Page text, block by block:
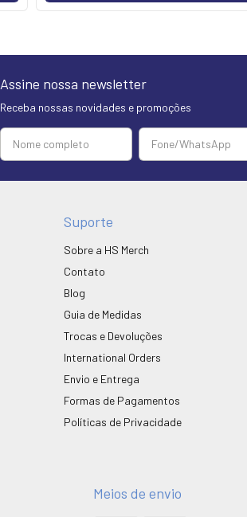
Assine nossa newsletter
Receba nossas novidades e promoções
Suporte
Sobre a HS Merch
Contato
Blog
Guia de Medidas
Trocas e Devoluções
International Orders
Envio e Entrega
Formas de Pagamentos
Políticas de Privacidade
Meios de envio